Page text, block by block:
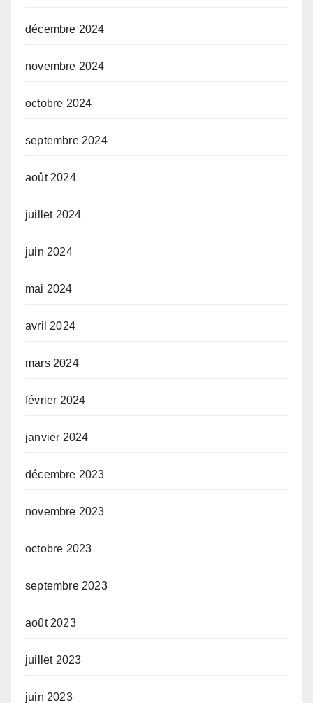
décembre 2024
novembre 2024
octobre 2024
septembre 2024
août 2024
juillet 2024
juin 2024
mai 2024
avril 2024
mars 2024
février 2024
janvier 2024
décembre 2023
novembre 2023
octobre 2023
septembre 2023
août 2023
juillet 2023
juin 2023